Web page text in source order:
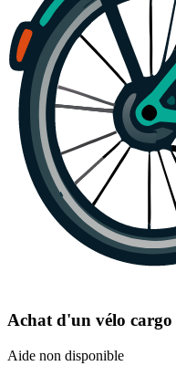
Achat d'un vélo cargo
Aide non disponible